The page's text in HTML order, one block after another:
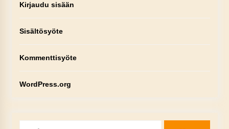
Kirjaudu sisään
Sisältösyöte
Kommenttisyöte
WordPress.org